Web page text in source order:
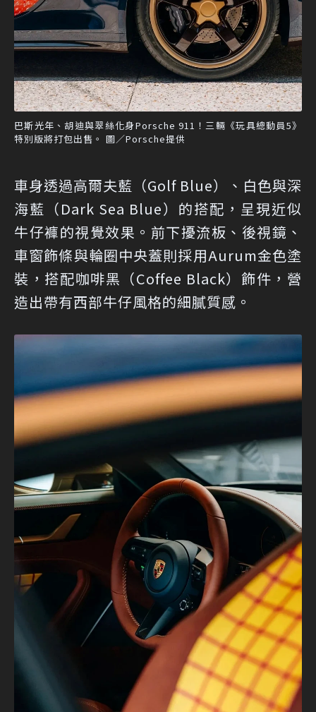
巴斯光年、胡迪與翠絲化身Porsche 911！三輛《玩具總動員5》
特別版將打包出售。 圖／Porsche提供
車身透過高爾夫藍（Golf Blue）、白色與深
海藍（Dark Sea Blue）的搭配，呈現近似
牛仔褲的視覺效果。前下擾流板、後視鏡、
車窗飾條與輪圈中央蓋則採用Aurum金色塗
裝，搭配咖啡黑（Coffee Black）飾件，營
造出帶有西部牛仔風格的細膩質感。